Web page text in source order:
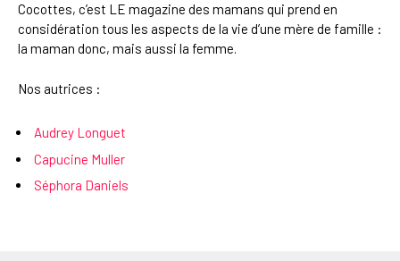
Cocottes, c’est LE magazine des mamans qui prend en
considération tous les aspects de la vie d’une mère de famille :
la maman donc, mais aussi la femme.
Nos autrices :
Audrey Longuet
Capucine Muller
Séphora Daniels